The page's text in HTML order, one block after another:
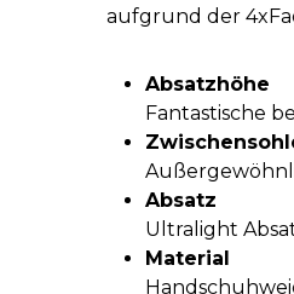
aufgrund der
Absatzhöhe
Fantastische
Absatz
Ultralight
Material